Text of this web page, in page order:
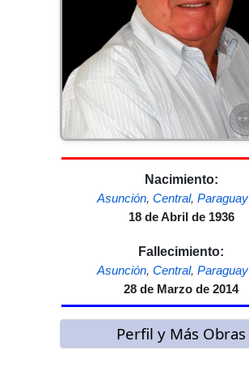
Nacimiento:
Asunción, Central, Paraguay
18 de Abril de 1936
Fallecimiento:
Asunción, Central, Paraguay
28 de Marzo de 2014
Perfil y Más Obras